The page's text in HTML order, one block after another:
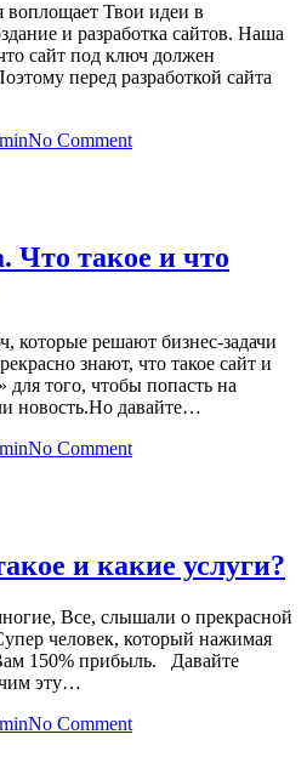
воплощает Твои идеи в
и разработка сайтов. Наша
сайт под ключ должен
перед разработкой сайта
No Commenton
Что такое и что
которые решают бизнес-задачи
знают, что такое сайт и
для того, чтобы попасть на
новость.Но давайте…
No Commenton
что
в
услугу?
и какие услуги?
Все, слышали о прекрасной
человек, который нажимая
150% прибыль. Давайте
эту…
No Commenton